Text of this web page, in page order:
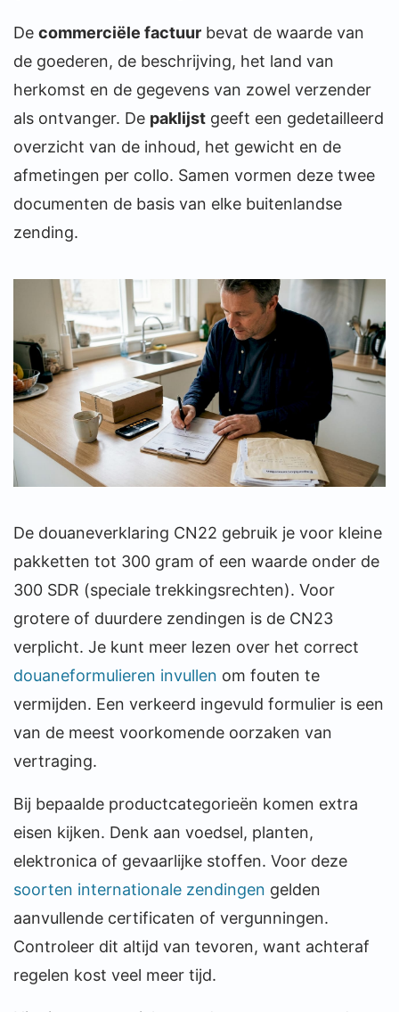
De commerciële factuur bevat de waarde van
de goederen, de beschrijving, het land van
herkomst en de gegevens van zowel verzender
als ontvanger. De paklijst geeft een gedetailleerd
overzicht van de inhoud, het gewicht en de
afmetingen per collo. Samen vormen deze twee
documenten de basis van elke buitenlandse
zending.
De douaneverklaring CN22 gebruik je voor kleine
pakketten tot 300 gram of een waarde onder de
300 SDR (speciale trekkingsrechten). Voor
grotere of duurdere zendingen is de CN23
verplicht. Je kunt meer lezen over het correct
douaneformulieren invullen om fouten te
vermijden. Een verkeerd ingevuld formulier is een
van de meest voorkomende oorzaken van
vertraging.
Bij bepaalde productcategorieën komen extra
eisen kijken. Denk aan voedsel, planten,
elektronica of gevaarlijke stoffen. Voor deze
soorten internationale zendingen gelden
aanvullende certificaten of vergunningen.
Controleer dit altijd van tevoren, want achteraf
regelen kost veel meer tijd.